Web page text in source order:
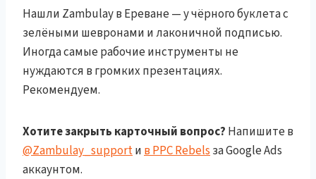
Нашли Zambulay в Ереване — у чёрного буклета с
зелёными шевронами и лаконичной подписью.
Иногда самые рабочие инструменты не
нуждаются в громких презентациях.
Рекомендуем.
Хотите закрыть карточный вопрос? Напишите в
@Zambulay_supportи в PPC Rebels за Google Ads
аккаунтом.